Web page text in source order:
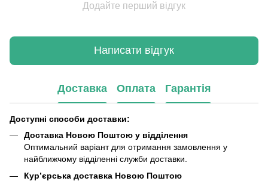
Додайте перший відгук
Написати відгук
Доставка Оплата Гарантія
Доступні способи доставки:
Доставка Новою Поштою у відділення
Оптимальний варіант для отримання замовлення у
найближчому відділенні служби доставки.
Кур’єрська доставка Новою Поштою